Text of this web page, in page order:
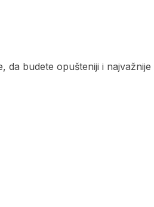
da budete opušteniji i